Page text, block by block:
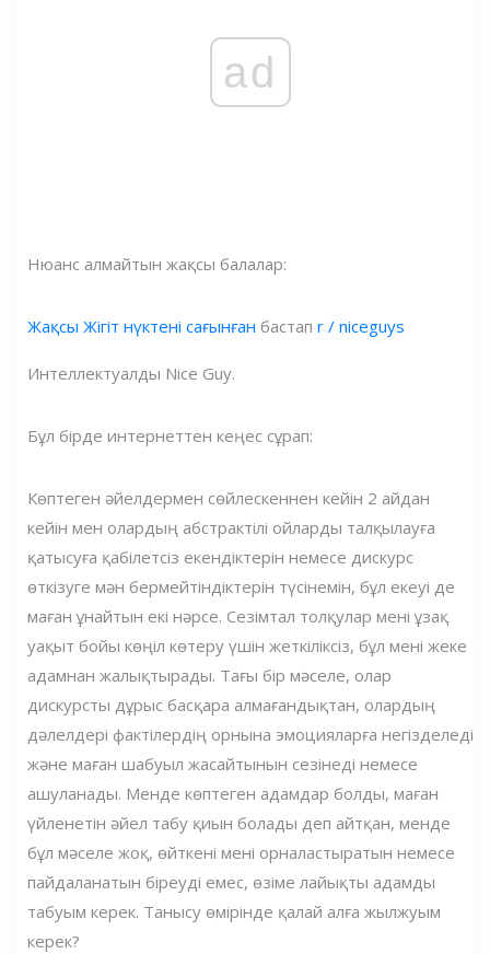
ad
Нюанс алмайтын жақсы балалар:
Жақсы Жігіт нүктені сағынған бастап r / niceguys
Интеллектуалды Nice Guy.
Бұл бірде интернеттен кеңес сұрап:
Көптеген әйелдермен сөйлескеннен кейін 2 айдан
кейін мен олардың абстрактілі ойларды талқылауға
қатысуға қабілетсіз екендіктерін немесе дискурс
өткізуге мән бермейтіндіктерін түсінемін, бұл екеуі де
маған ұнайтын екі нәрсе. Сезімтал толқулар мені ұзақ
уақыт бойы көңіл көтеру үшін жеткіліксіз, бұл мені жеке
адамнан жалықтырады. Тағы бір мәселе, олар
дискурсты дұрыс басқара алмағандықтан, олардың
дәлелдері фактілердің орнына эмоцияларға негізделеді
және маған шабуыл жасайтынын сезінеді немесе
ашуланады. Менде көптеген адамдар болды, маған
үйленетін әйел табу қиын болады деп айтқан, менде
бұл мәселе жоқ, өйткені мені орналастыратын немесе
пайдаланатын біреуді емес, өзіме лайықты адамды
табуым керек. Танысу өмірінде қалай алға жылжуым
керек?